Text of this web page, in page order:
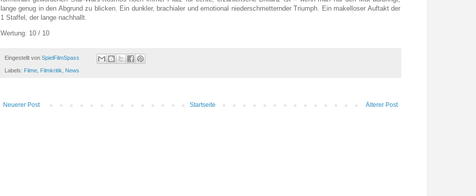
lange genug in den Abgrund zu blicken. Ein dunkler, brachialer und emotional niederschmetternder Triumph. Ein makelloser Auftakt der
1 Staffel, der lange nachhallt.
Wertung: 10 / 10
Eingestellt von SpielFilmSpass
Labels: Filme Filmkritik News
Neuerer Post Älterer Post
Startseite